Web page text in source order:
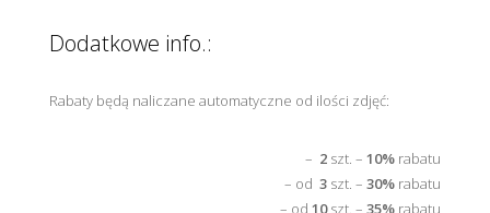
Dodatkowe info.:
Rabaty będą naliczane automatyczne od ilości zdjęć:
– 2 szt. –10% rabatu
– od3 szt. –30% rabatu
– od10szt. –35% rabatu